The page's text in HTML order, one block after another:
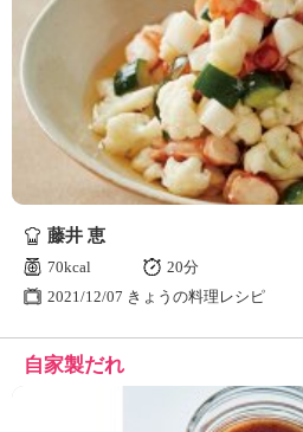
藤井 恵
70kcal
20分
2021/12/07 きょうの料理レシピ
自家製だれ